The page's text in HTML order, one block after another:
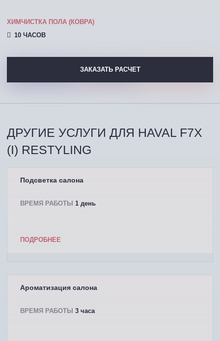
ХИМЧИСТКА ПОЛА (КОВРА)
10 ЧАСОВ
ЗАКАЗАТЬ РАСЧЕТ
ДРУГИЕ УСЛУГИ ДЛЯ HAVAL F7X
(I) RESTYLING
Подсветка салона
ВРЕМЯ РАБОТЫ 1 день
ПОДРОБНЕЕ
Ароматизация салона
ВРЕМЯ РАБОТЫ 3 часа